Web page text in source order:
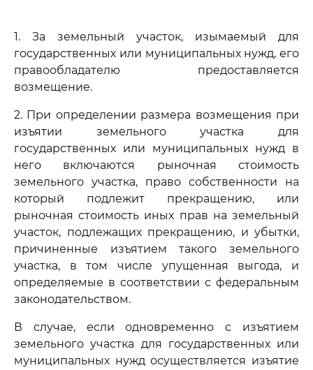
1. За земельный участок, изымаемый для
государственных или муниципальных нужд, его
правообладателю предоставляется
возмещение.
2. При определении размера возмещения при
изъятии земельного участка для
государственных или муниципальных нужд в
него включаются рыночная стоимость
земельного участка, право собственности на
который подлежит прекращению, или
рыночная стоимость иных прав на земельный
участок, подлежащих прекращению, и убытки,
причиненные изъятием такого земельного
участка, в том числе упущенная выгода, и
определяемые в соответствии с федеральным
законодательством.
В случае, если одновременно с изъятием
земельного участка для государственных или
муниципальных нужд осуществляется изъятие